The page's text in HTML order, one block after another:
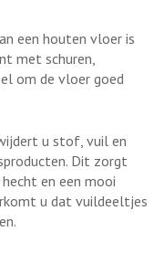
een houten vloer is
met schuren,
om de vloer goed
u stof, vuil en
Dit zorgt
en een mooi
u dat vuildeeltjes